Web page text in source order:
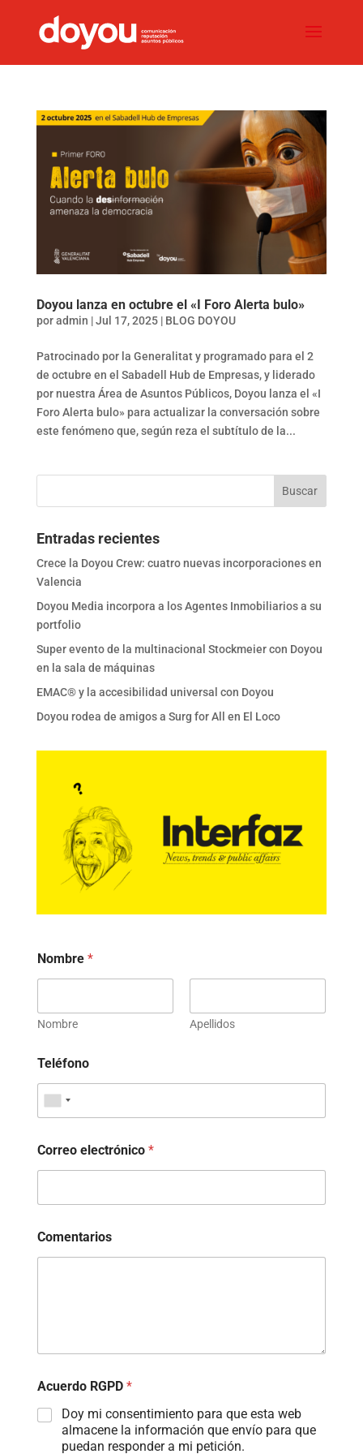
Doyou lanza en octubre el «I Foro Alerta bulo»
poradmin |Jul 17, 2025| BLOG DOYOU
Patrocinado por la Generalitat y programado para el 2
de octubre en el Sabadell Hub de Empresas, y liderado
por nuestra Área de Asuntos Públicos, Doyou lanza el «I
Foro Alerta bulo» para actualizar la conversación sobre
este fenómeno que, según reza el subtítulo de la...
Entradas recientes
Crece la Doyou Crew: cuatro nuevas incorporaciones en
Valencia
Doyou Media incorpora a los Agentes Inmobiliarios a su
portfolio
Super evento de la multinacional Stockmeier con Doyou
en la sala de máquinas
EMAC® y la accesibilidad universal con Doyou
Doyou rodea de amigos a Surg for All en El Loco
Nombre *
Nombre Apellidos
Teléfono
Correo electrónico *
Comentarios
Acuerdo RGPD *
Doy mi consentimiento para que esta web
almacene la información que envío para que
puedan responder a mi petición.